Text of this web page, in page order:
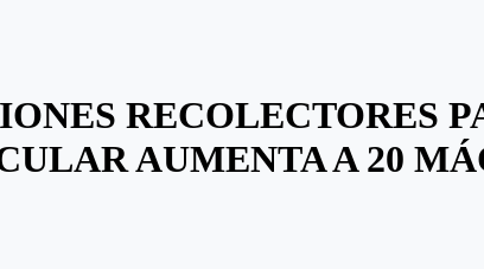
RECOLECTORES
AUMENTA A 20